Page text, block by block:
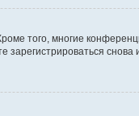
того, многие
снова и